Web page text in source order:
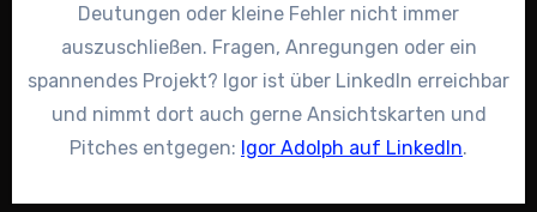
Deutungen oder kleine Fehler nicht immer
auszuschließen. Fragen, Anregungen oder ein
spannendes Projekt? Igor ist über LinkedIn erreichbar
und nimmt dort auch gerne Ansichtskarten und
Pitches entgegen: Igor Adolph auf LinkedIn.